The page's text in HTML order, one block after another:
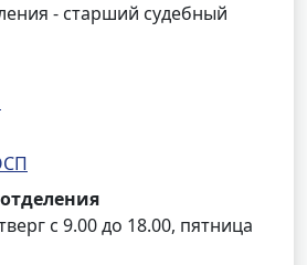
- старший судебный
с 9.00 до 18.00, пятница